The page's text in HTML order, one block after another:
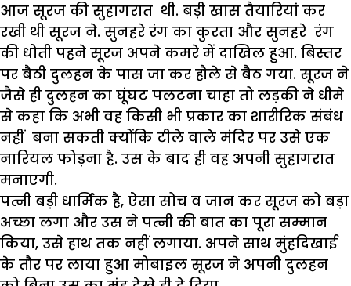
आज सूरज की सुहागरात थी. बड़ी खास तैयारियां कर
रखी थी सूरज ने. सुनहरे रंग का कुरता और सुनहरे रंग
की धोती पहने सूरज अपने कमरे में दाखिल हुआ. बिस्तर
पर बैठी दुलहन के पास जा कर हौले से बैठ गया. सूरज ने
जैसे ही दुलहन का घूंघट पलटना चाहा तो लड़की ने धीमे
से कहा कि अभी वह किसी भी प्रकार का शारीरिक संबंध
नहीं बना सकती क्योंकि टीले वाले मंदिर पर उसे एक
नारियल फोड़ना है. उस के बाद ही वह अपनी सुहागरात
मनाएगी.
पत्नी बड़ी धार्मिक है, ऐसा सोच व जान कर सूरज को बड़ा
अच्छा लगा और उस ने पत्नी की बात का पूरा सम्मान
किया, उसे हाथ तक नहीं लगाया. अपने साथ मुंहदिखाई
के तौर पर लाया हुआ मोबाइल सूरज ने अपनी दुलहन